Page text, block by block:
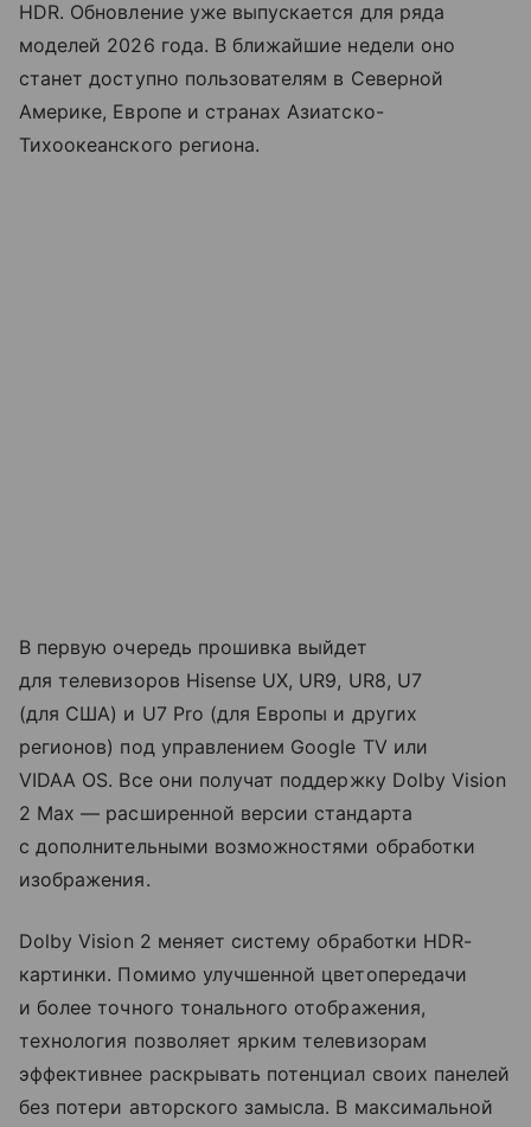
HDR. Обновление уже выпускается для ряда
моделей 2026 года. В ближайшие недели оно
станет доступно пользователям в Северной
Америке, Европе и странах Азиатско-
Тихоокеанского региона.
В первую очередь прошивка выйдет
для телевизоров Hisense UX, UR9, UR8, U7
(для США) и U7 Pro (для Европы и других
регионов) под управлением Google TV или
VIDAA OS. Все они получат поддержку Dolby Vision
2 Max — расширенной версии стандарта
с дополнительными возможностями обработки
изображения.
Dolby Vision 2 меняет систему обработки HDR-
картинки. Помимо улучшенной цветопередачи
и более точного тонального отображения,
технология позволяет ярким телевизорам
эффективнее раскрывать потенциал своих панелей
без потери авторского замысла. В максимальной